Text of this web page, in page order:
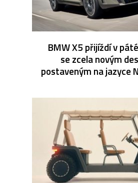
BMW X5 přijíždí v
se zcela novým
postaveným na jazyce